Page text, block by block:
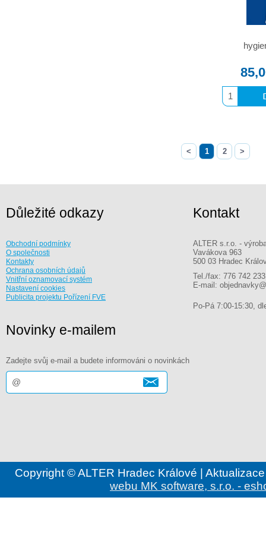
< 1 2 >
Důležité odkazy
Obchodní podmínky
O společnosti
Kontakty
Ochrana osobních údajů
Vnitřní oznamovací systém
Nastavení cookies
Publicita projektu Pořízení FVE
Kontakt
ALTER s.r.o. -
Vavákova 963
500 03 Hradec
Tel./fax: 776 742 233
E-mail:
Po-Pá 7:00-15:30,
Novinky e-mailem
Zadejte svůj e-mail a budete informováni o novinkách
Copyright © ALTER Hradec Králové |
webu MK software, s.r.o. -